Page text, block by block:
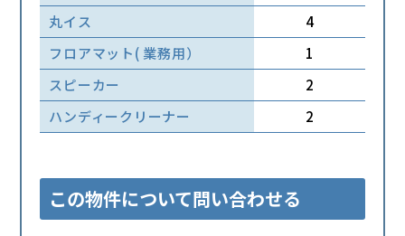
丸イス
4
フロアマット( 業務用）
1
スピーカー
2
ハンディークリーナー
2
この物件について問い合わせる